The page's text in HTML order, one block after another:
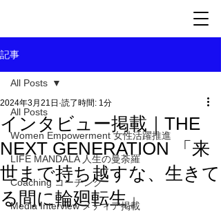
記事
All Posts
Women Empowerment 女性活躍推進
LIFE MANDALA 人生の曼荼羅
Coaching コーチング
Media Interview メディア掲載
All Posts
インタビュー掲載｜THE
NEXT GENERATION 「来
世まで持ち越すな、生きて
る間に輪廻転生」
2024年3月21日 読了時間: 1分